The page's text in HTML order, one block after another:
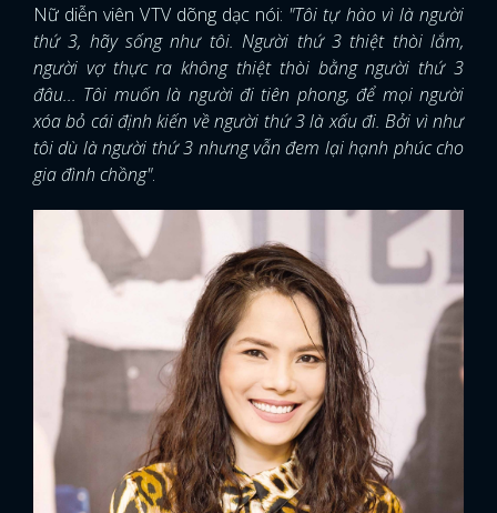
Nữ diễn viên VTV dõng dạc nói: "Tôi tự hào vì là người
thứ 3, hãy sống như tôi. Người thứ 3 thiệt thòi lắm,
người vợ thực ra không thiệt thòi bằng người thứ 3
đâu... Tôi muốn là người đi tiên phong, để mọi người
xóa bỏ cái định kiến về người thứ 3 là xấu đi. Bởi vì như
tôi dù là người thứ 3 nhưng vẫn đem lại hạnh phúc cho
gia đình chồng".